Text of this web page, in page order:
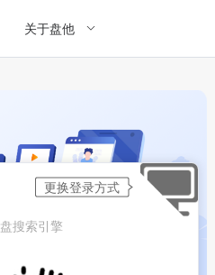
关于盘他
搜索引擎